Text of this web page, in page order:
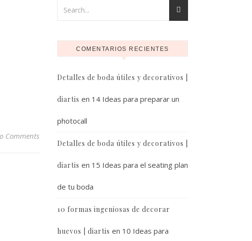
Comments
COMENTARIOS RECIENTES
Detalles de boda útiles y decorativos |
diartis en 14 Ideas para preparar un
photocall
Detalles de boda útiles y decorativos |
diartis en 15 Ideas para el seating plan
de tu boda
10 formas ingeniosas de decorar
huevos | diartis en 10 Ideas para